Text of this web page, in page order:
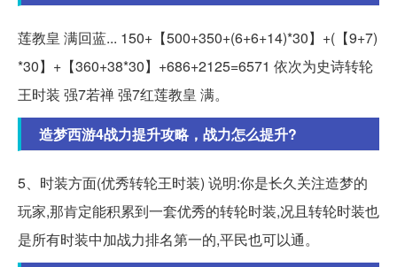
莲教皇 满回蓝... 150+【500+350+(6+6+14)*30】+(【9+7)
*30】+【360+38*30】+686+2125=6571 依次为史诗转轮
王时装 强7若禅 强7红莲教皇 满。
造梦西游4战力提升攻略，战力怎么提升?
5、时装方面(优秀转轮王时装) 说明:你是长久关注造梦的
玩家,那肯定能积累到一套优秀的转轮时装,况且转轮时装也
是所有时装中加战力排名第一的,平民也可以通。